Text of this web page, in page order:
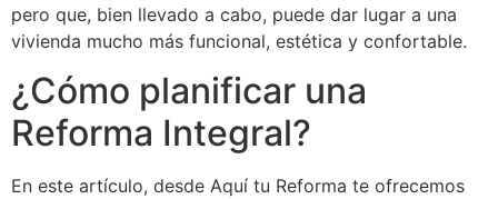
pero que, bien llevado a cabo, puede dar lugar a una
vivienda mucho más funcional, estética y confortable.
¿Cómo planificar una
Reforma Integral?
En este artículo, desde Aquí tu Reforma te ofrecemos